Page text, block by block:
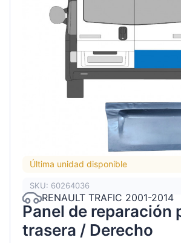
Última unidad disponible
SKU: 60264036
RENAULT TRAFIC 2001-2014
Panel de reparación
trasera / Derecho